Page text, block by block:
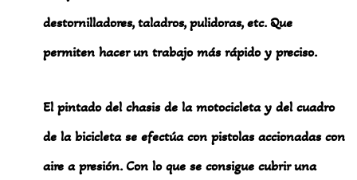
destornilladores, taladros, pulidoras, etc. Que
permiten hacer un trabajo más rápido y preciso.
El pintado del chasis de la motocicleta y del cuadro
de la bicicleta se efectúa con pistolas accionadas con
aire a presión. Con lo que se consigue cubrir una